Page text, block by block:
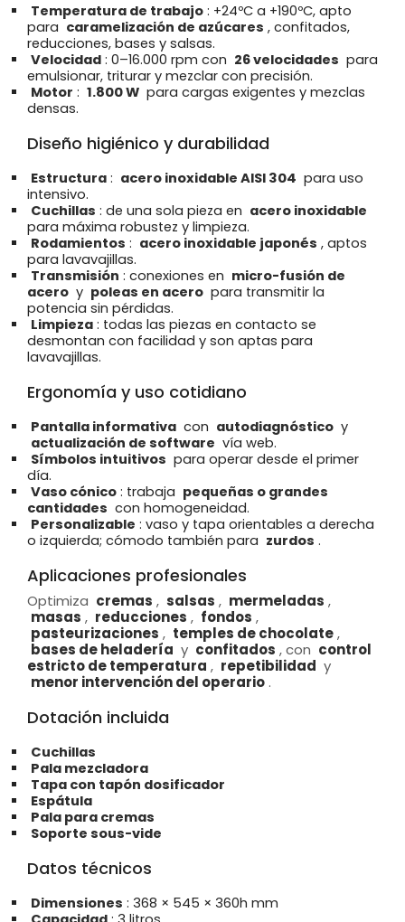
Temperatura de trabajo : +24ºC a +190ºC, apto
para caramelización de azúcares , confitados,
reducciones, bases y salsas.
Velocidad : 0–16.000 rpm con 26 velocidades para
emulsionar, triturar y mezclar con precisión.
Motor : 1.800 W para cargas exigentes y mezclas
densas.
Diseño higiénico y durabilidad
Estructura : acero inoxidable AISI 304 para uso
intensivo.
Cuchillas : de una sola pieza en acero inoxidable
para máxima robustez y limpieza.
Rodamientos : acero inoxidable japonés , aptos
para lavavajillas.
Transmisión : conexiones en micro-fusión de
acero y poleas en acero para transmitir la
potencia sin pérdidas.
Limpieza : todas las piezas en contacto se
desmontan con facilidad y son aptas para
lavavajillas.
Ergonomía y uso cotidiano
Pantalla informativa con autodiagnóstico y
actualización de software vía web.
Símbolos intuitivos para operar desde el primer
día.
Vaso cónico : trabaja pequeñas o grandes
cantidades con homogeneidad.
Personalizable : vaso y tapa orientables a derecha
o izquierda; cómodo también para zurdos .
Aplicaciones profesionales
Optimiza cremas , salsas , mermeladas ,
masas , reducciones , fondos ,
pasteurizaciones , temples de chocolate,
bases de heladería y confitados , con control
estricto de temperatura , repetibilidad y
menor intervención del operario .
Dotación incluida
Cuchillas
Pala mezcladora
Tapa con tapón dosificador
Espátula
Pala para cremas
Soporte sous-vide
Datos técnicos
Dimensiones : 368 × 545 × 360h mm